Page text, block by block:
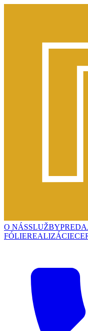
O NÁSSLUŽBY
FÓLIEREALIZÁCIE